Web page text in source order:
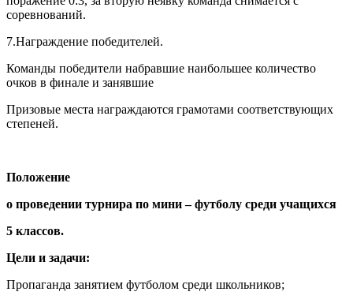
соревнований.
7.Награждение победителей.
Команды победители набравшие наибольшее количество
очков в финале и занявшие
Призовые места награждаются грамотами соответствующих
степеней.
Положение
о проведении турнира по мини – футболу среди учащихся
5 классов.
Цели и задачи:
Пропаганда занятием футболом среди школьников;